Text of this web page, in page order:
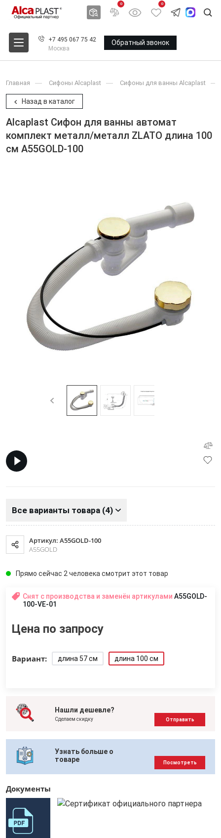
0 0
+7 495 067 75 42
Москва
Обратный звонок
Главная Сифоны Alcaplast Сифоны для ванны Alcaplast
Назад в каталог
Alcaplast Сифон для ванны автомат
комплект металл/металл ZLATO длина 100
см A55GOLD-100
Все варианты товара (4)
Артикул: A55GOLD-100
A55GOLD
Прямо сейчас 2 человека смотрит этот товар
Снят с производства и заменён артикулами A55GOLD-
100-VE-01
Цена по запросу
Вариант: длина 57 см длина 100 см
Нашли дешевле?
Сделаем скидку Отправить
Узнать больше о
товаре
Посмотреть
Документы